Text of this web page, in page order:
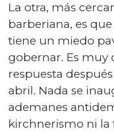
La otra, más
barberiana, es
tiene un miedo
gobernar. Es muy
respuesta
abril. Nada se
ademanes
kirchnerismo ni la